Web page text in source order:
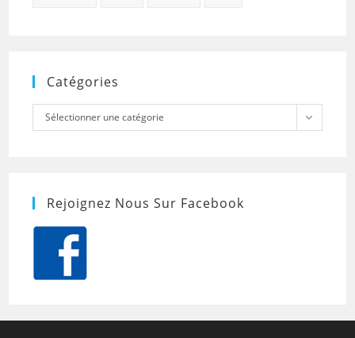
Catégories
Catégories
Sélectionner une catégorie
Rejoignez Nous Sur Facebook